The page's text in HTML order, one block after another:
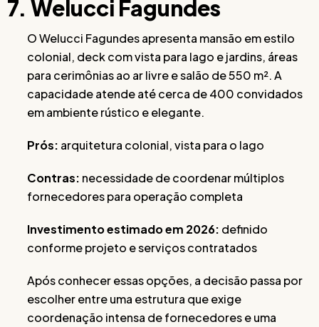
7. Welucci Fagundes
O Welucci Fagundes apresenta mansão em estilo
colonial, deck com vista para lago e jardins, áreas
para cerimônias ao ar livre e salão de 550 m². A
capacidade atende até cerca de 400 convidados
em ambiente rústico e elegante.
Prós: arquitetura colonial, vista para o lago
Contras: necessidade de coordenar múltiplos
fornecedores para operação completa
Investimento estimado em 2026: definido
conforme projeto e serviços contratados
Após conhecer essas opções, a decisão passa por
escolher entre uma estrutura que exige
coordenação intensa de fornecedores e uma